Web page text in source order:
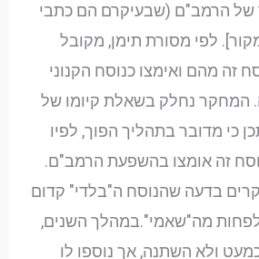
של הרמב"ם (שבעיקרם הם כתבי
לפי מסורת תימן, מקובל
זה מהם ואימצו כנוסח הקנוני
המחקר נחלק בשאלת קיומו של
כי מדובר בתהליך הפוך, לפיו
זה אומצו בהשפעת הרמב"ם.
בדעה שהנוסח ה"בלדי" קדום
מה"שאמי".במהלך השנים,
ולא השתנה, אך נוספו לו